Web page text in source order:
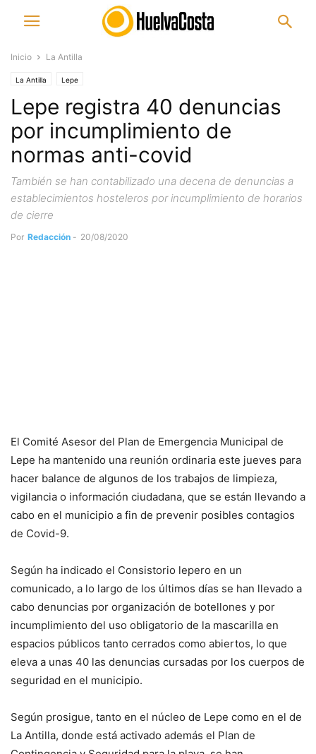
Inicio La Antilla
La Antilla Lepe
Lepe registra 40 denuncias
por incumplimiento de
normas anti-covid
También se han contabilizado una decena de denuncias a
establecimientos hosteleros por incumplimiento de horarios
de cierre
Por Redacción - 20/08/2020
El Comité Asesor del Plan de Emergencia Municipal de
Lepe ha mantenido una reunión ordinaria este jueves para
hacer balance de algunos de los trabajos de limpieza,
vigilancia o información ciudadana, que se están llevando a
cabo en el municipio a fin de prevenir posibles contagios
de Covid-9.
Según ha indicado el Consistorio lepero en un
comunicado, a lo largo de los últimos días se han llevado a
cabo denuncias por organización de botellones y por
incumplimiento del uso obligatorio de la mascarilla en
espacios públicos tanto cerrados como abiertos, lo que
eleva a unas 40 las denuncias cursadas por los cuerpos de
seguridad en el municipio.
Según prosigue, tanto en el núcleo de Lepe como en el de
La Antilla, donde está activado además el Plan de